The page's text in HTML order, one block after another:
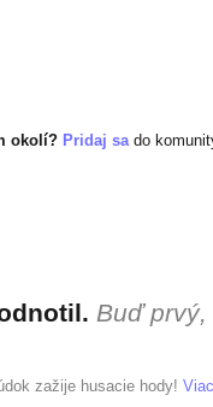
okolí? Pridaj sado
Buď
zažije husacie hody! Viac